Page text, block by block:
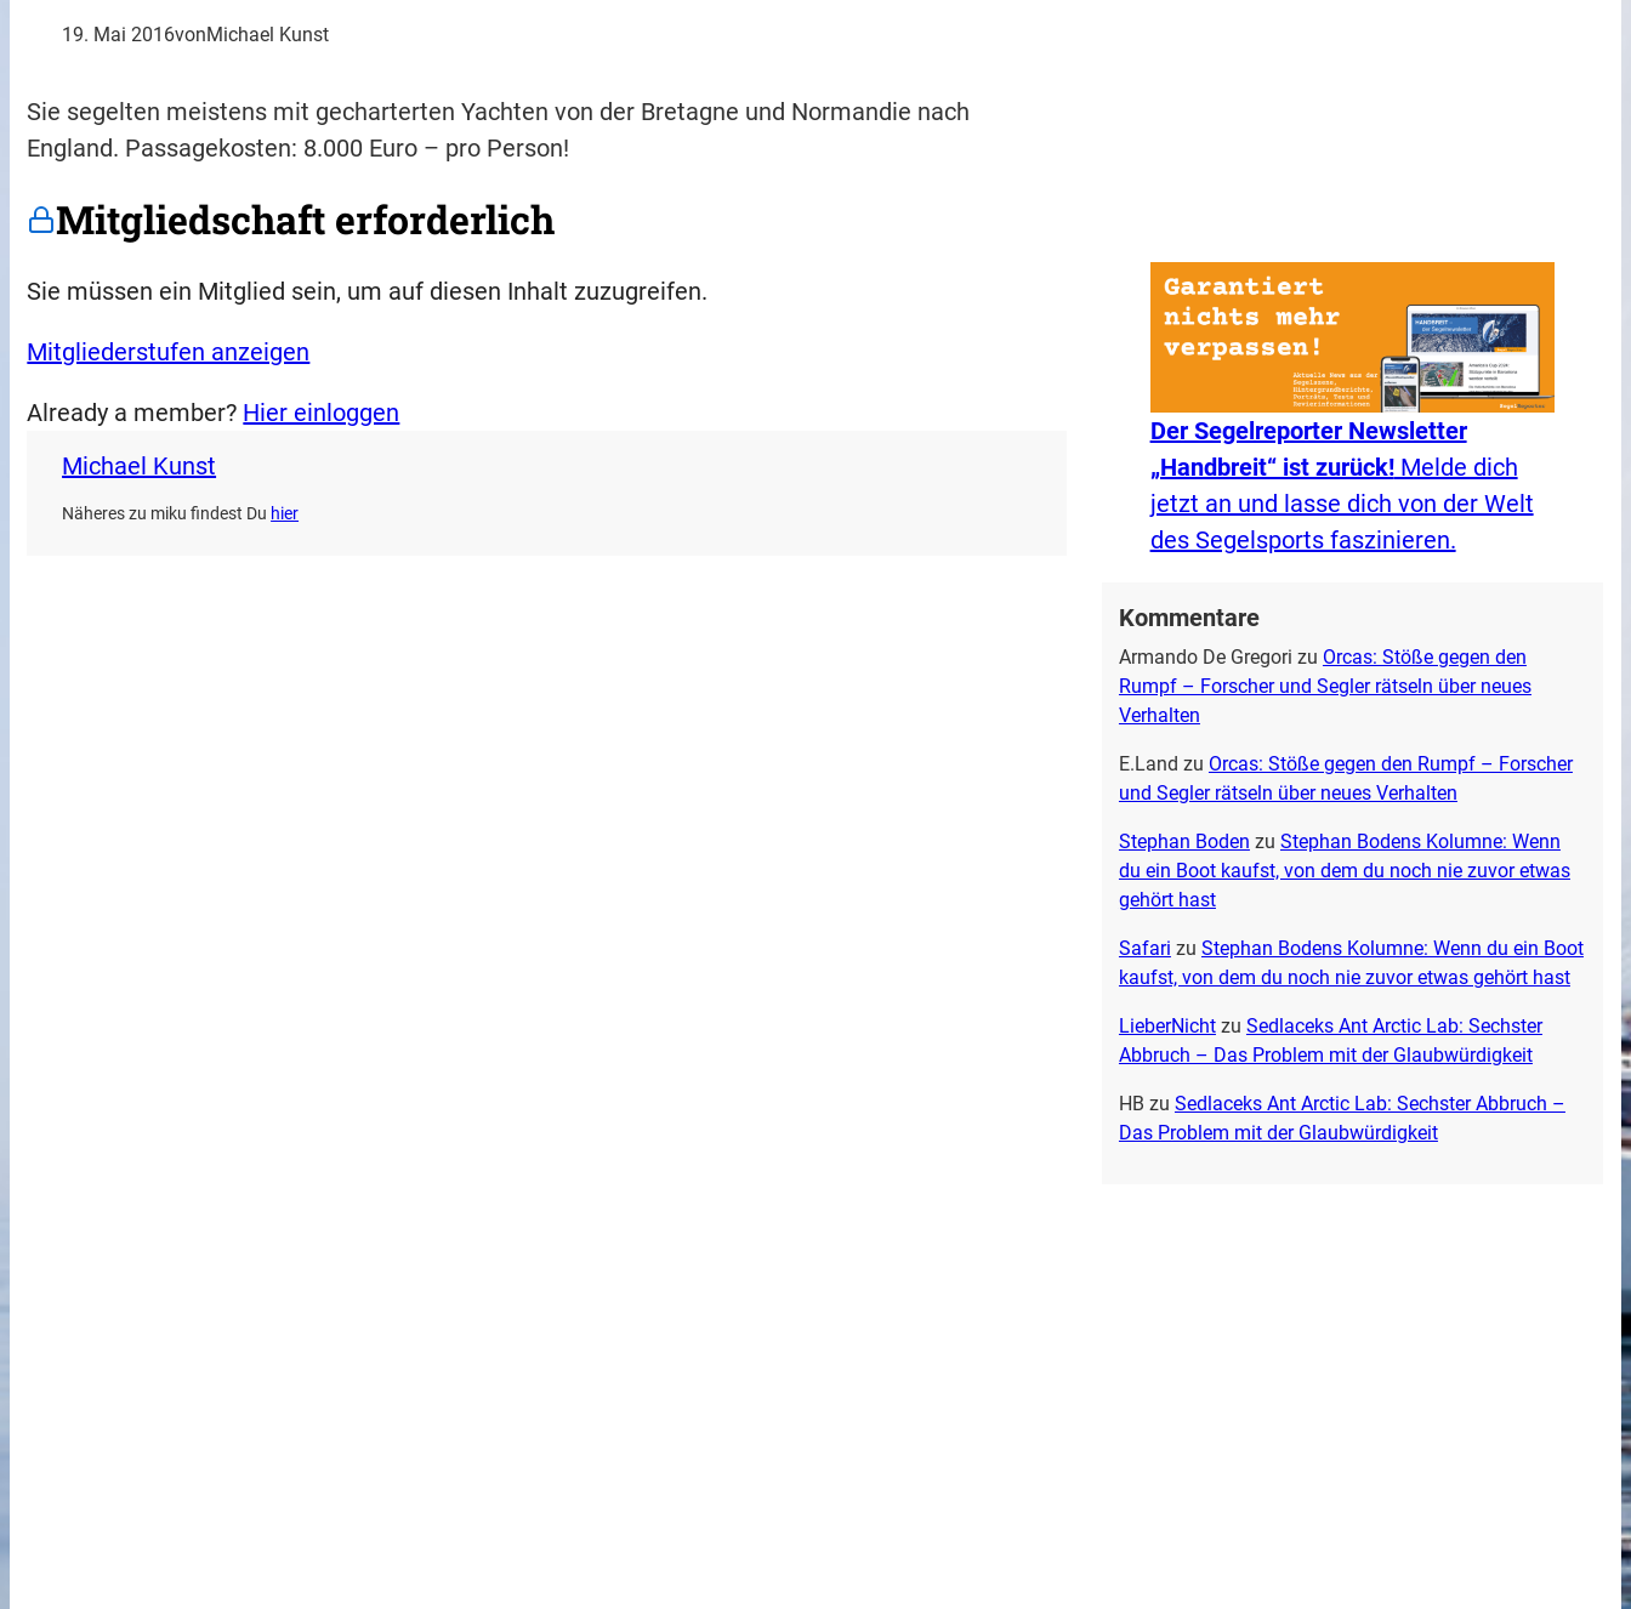
19. Mai 2016vonMichael Kunst
Sie segelten meistens mit gecharterten Yachten von der Bretagne und Normandie nach
England. Passagekosten: 8.000 Euro – pro Person!
Mitgliedschaft erforderlich
Sie müssen ein Mitglied sein, um auf diesen Inhalt zuzugreifen.
Mitgliederstufen anzeigen
Already a member? Hier einloggen
Michael Kunst
Näheres zu miku findest Du hier
Der Segelreporter Newsletter
„Handbreit“ ist zurück!Melde dich
jetzt an und lasse dich von der Welt
des Segelsports faszinieren.
Kommentare
Armando De Gregori zu Orcas: Stöße gegen den
Rumpf – Forscher und Segler rätseln über neues
Verhalten
E.Land zu Orcas: Stöße gegen den Rumpf – Forscher
und Segler rätseln über neues Verhalten
Stephan Boden zu Stephan Bodens Kolumne: Wenn
du ein Boot kaufst, von dem du noch nie zuvor etwas
gehört hast
Safari zu Stephan Bodens Kolumne: Wenn du ein Boot
kaufst, von dem du noch nie zuvor etwas gehört hast
LieberNichtzu Sedlaceks Ant Arctic Lab: Sechster
Abbruch – Das Problem mit der Glaubwürdigkeit
HB zu Sedlaceks Ant Arctic Lab: Sechster Abbruch –
Das Problem mit der Glaubwürdigkeit